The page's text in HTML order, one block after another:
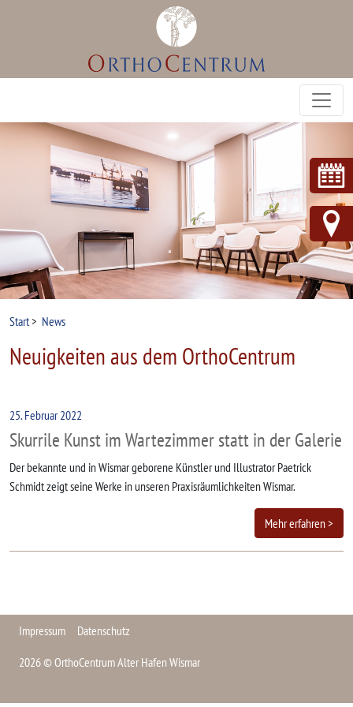
Start> News
Neuigkeiten aus dem OrthoCentrum
25. Februar 2022
Skurrile Kunst im Wartezimmer statt in der Galerie
Der bekannte und in Wismar geborene Künstler und Illustrator Paetrick
Schmidt zeigt seine Werke in unseren Praxisräumlichkeiten Wismar.
Mehr erfahren >
Impressum
Datenschutz
2026 © OrthoCentrum Alter Hafen Wismar